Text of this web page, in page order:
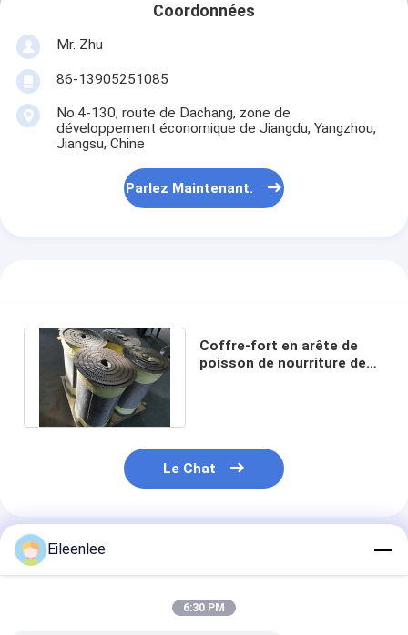
Coordonnées
Mr. Zhu
86-13905251085
No.4-130, route de Dachang, zone de
développement économique de Jiangdu, Yangzhou,
Jiangsu, Chine
Parlez Maintenant.
Coffre-fort en arête de
poisson de nourriture de
Le Chat
Produits Recommandés
Eileenlee
6:30 PM